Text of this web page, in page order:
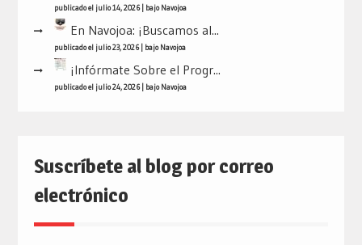
publicado el julio 14, 2026| bajoNavojoa
En Navojoa: ¡Buscamos al...
publicado el julio 23, 2026| bajoNavojoa
¡Infórmate Sobre el Progr...
publicado el julio 24, 2026| bajoNavojoa
Suscríbete al blog por correo
electrónico